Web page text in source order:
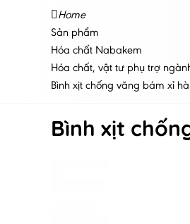
Home
Sản phẩm
Hóa chất Nabakem
Hóa chất, vật tư phụ trợ
Bình xịt chống văng bám xỉ
Bình xịt